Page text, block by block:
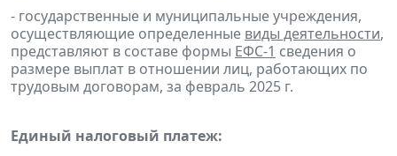
- государственные и муниципальные учреждения,
осуществляющие определенные виды деятельности,
представляют в составе формы ЕФС-1 сведения о
размере выплат в отношении лиц, работающих по
трудовым договорам, за февраль 2025 г.
Единый налоговый платеж: